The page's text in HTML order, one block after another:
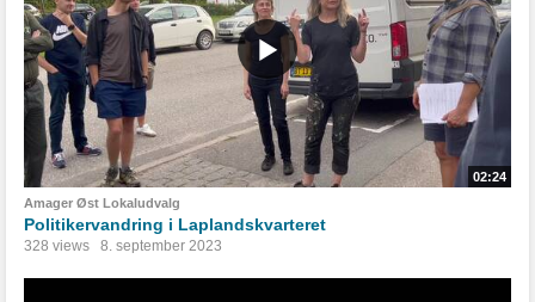
02:24
Amager Øst Lokaludvalg
Politikervandring i Laplandskvarteret
328 views 8. september 2023